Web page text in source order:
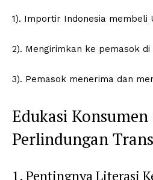
1). Importir Indonesia membeli
2). Mengirimkan ke pemasok di
3). Pemasok menerima dan
Edukasi
Perlindungan
1. Pentingnya Literasi